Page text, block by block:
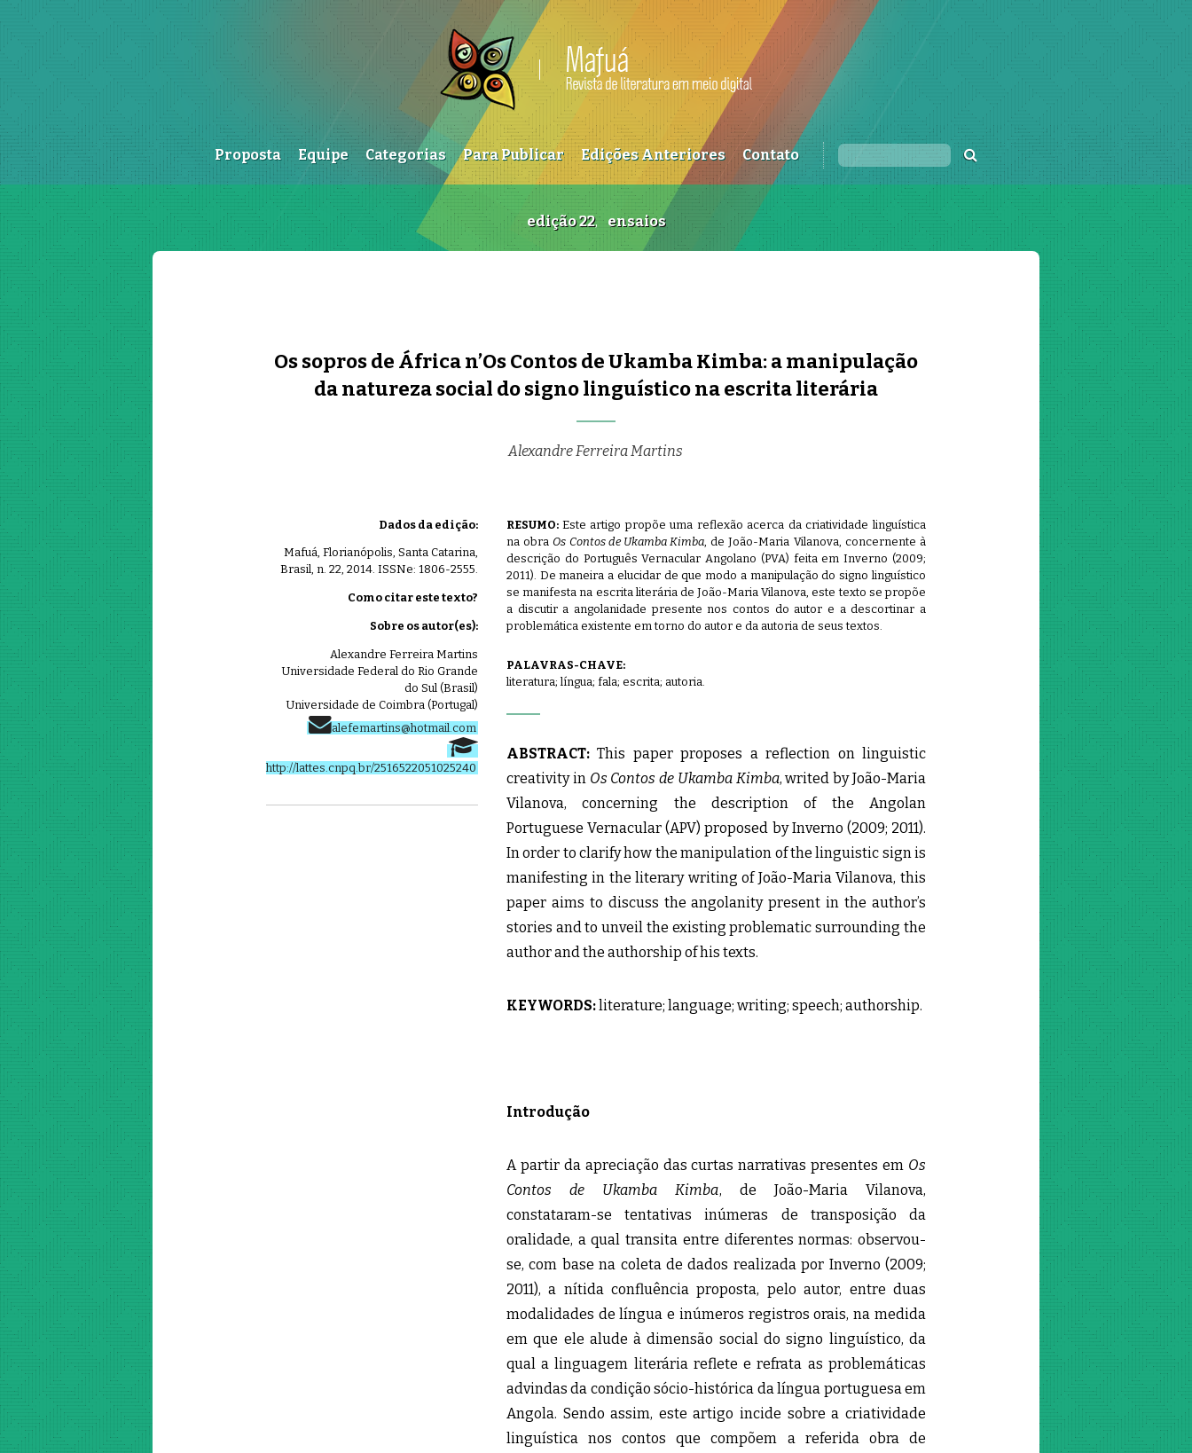
Proposta Equipe Categorias Para Publicar Edições Anteriores Contato
edição 22, ensaios
Os sopros de África n’Os Contos de Ukamba Kimba: a manipulação
da natureza social do signo linguístico na escrita literária
Alexandre Ferreira Martins
Dados da edição:
Mafuá, Florianópolis, Santa Catarina,
Brasil, n. 22, 2014. ISSNe: 1806-2555.
Como citar este texto?
Sobre os autor(es):
Alexandre Ferreira Martins
Universidade Federal do Rio Grande
do Sul (Brasil)
Universidade de Coimbra (Portugal)
alefemartins@hotmail.com
http://lattes.cnpq.br/2516522051025240
RESUMO: Este artigo propõe uma reflexão acerca da criatividade linguística
na obra Os Contos de Ukamba Kimba , de João-Maria Vilanova, concernente à
descrição do Português Vernacular Angolano (PVA) feita em Inverno (2009;
2011). De maneira a elucidar de que modo a manipulação do signo linguístico
se manifesta na escrita literária de João-Maria Vilanova, este texto se propõe
a discutir a angolanidade presente nos contos do autor e a descortinar a
problemática existente em torno do autor e da autoria de seus textos.
PALAVRAS-CHAVE:
literatura; língua; fala; escrita; autoria.
ABSTRACT:This paper proposes a reflection on linguistic
creativity in Os Contos de Ukamba Kimba, writed by João-Maria
Vilanova, concerning the description of the Angolan
Portuguese Vernacular (APV) proposed by Inverno (2009; 2011).
In order to clarify how the manipulation of the linguistic sign is
manifesting in the literary writing of João-Maria Vilanova, this
paper aims to discuss the angolanity present in the author’s
stories and to unveil the existing problematic surrounding the
author and the authorship of his texts.
KEYWORDS:literature; language; writing; speech; authorship.
Introdução
A partir da apreciação das curtas narrativas presentes em Os
Contos de Ukamba Kimba, de João-Maria Vilanova,
constataram-se tentativas inúmeras de transposição da
oralidade, a qual transita entre diferentes normas: observou-
se, com base na coleta de dados realizada por Inverno (2009;
2011), a nítida confluência proposta, pelo autor, entre duas
modalidades de língua e inúmeros registros orais, na medida
em que ele alude à dimensão social do signo linguístico, da
qual a linguagem literária reflete e refrata as problemáticas
advindas da condição sócio-histórica da língua portuguesa em
Angola. Sendo assim, este artigo incide sobre a criatividade
linguística nos contos que compõem a referida obra de